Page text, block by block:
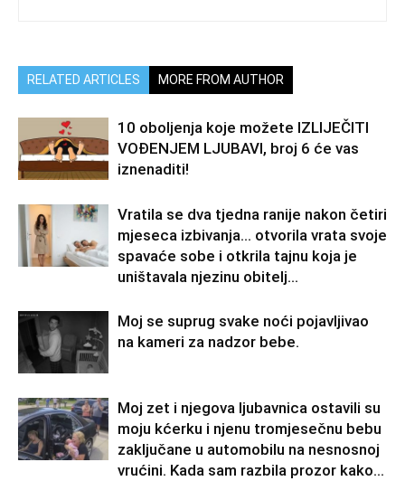
RELATED ARTICLES MORE FROM AUTHOR
10 oboljenja koje možete IZLIJEČITI
VOĐENJEM LJUBAVI, broj 6 će vas
iznenaditi!
Vratila se dva tjedna ranije nakon četiri
mjeseca izbivanja… otvorila vrata svoje
spavaće sobe i otkrila tajnu koja je
uništavala njezinu obitelj…
Moj se suprug svake noći pojavljivao
na kameri za nadzor bebe.
Moj zet i njegova ljubavnica ostavili su
moju kćerku i njenu tromjesečnu bebu
zaključane u automobilu na nesnosnoj
vrućini. Kada sam razbila prozor kako...